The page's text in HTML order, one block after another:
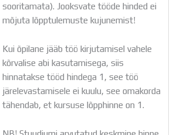
sooritamata). Jooksvate tööde hinded ei
mõjuta lõpptulemuste kujunemist!
Kui õpilane jääb töö kirjutamisel vahele
kõrvalise abi kasutamisega, siis
hinnatakse tööd hindega 1, see töö
järelevastamisele ei kuulu, see omakorda
tähendab, et kursuse lõpphinne on 1.